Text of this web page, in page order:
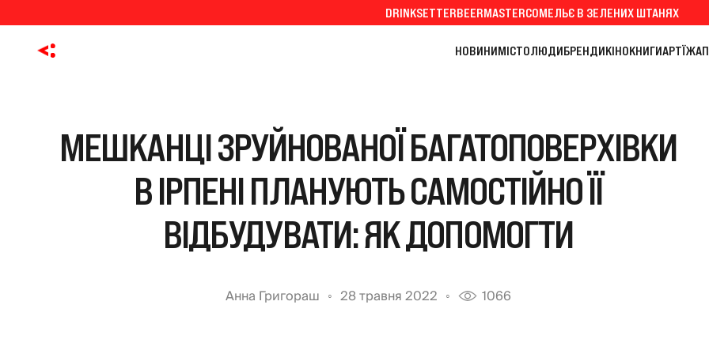
DRINKSETTERBEERMASTERСОМЕЛЬЄ В ЗЕЛЕНИХ ШТАНЯХ
НОВИНИМІСТОЛЮДИБРЕНДИКІНОКНИГИАРТЇЖА
МЕШКАНЦІ ЗРУЙНОВАНОЇ БАГАТОПОВЕРХІВКИ
В ІРПЕНІ ПЛАНУЮТЬ САМОСТІЙНО ЇЇ
ВІДБУДУВАТИ: ЯК ДОПОМОГТИ
Анна Григораш 28 травня 2022 1066